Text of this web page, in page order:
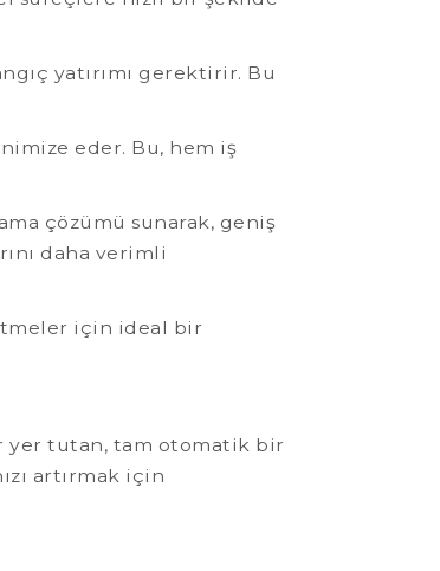
yatırımı gerektirir. Bu
eder. Bu, hem iş
çözümü sunarak, geniş
daha verimli
için ideal bir
yer tutan, tam otomatik bir
artırmak için